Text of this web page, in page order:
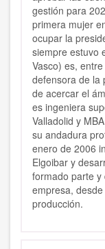
gestión para
primera mujer
ocupar la
siempre estuvo
Vasco) es,
defensora de la
de acercar el
es ingeniera
Valladolid y
su andadura
enero de 2006
Elgoibar y
formado parte y
empresa,
producción.